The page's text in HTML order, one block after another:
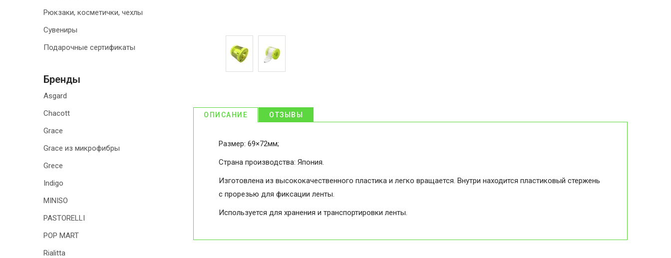
ОПИСАНИЕ ОТЗЫВЫ
Размер: 69×72мм;
Страна производства: Япония.
Изготовлена из высококачественного пластика и легко вращается. Внутри находится пластиковый стержень
с прорезью для фиксации ленты.
Используется для хранения и транспортировки ленты.
Рюкзаки, косметички, чехлы
Сувениры
Подарочные сертификаты
Бренды
Asgard
Chacott
Grace
Grace из микрофибры
Grece
Indigo
MINISO
PASTORELLI
POP MART
Rialitta